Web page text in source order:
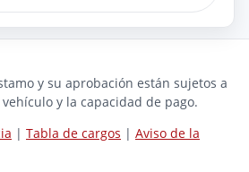
y su aprobación están sujetos a
y la capacidad de pago.
| Tabla de cargos | Aviso de la